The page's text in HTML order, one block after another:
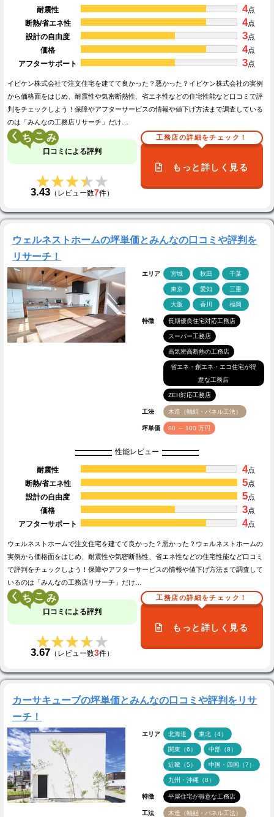
耐震性 4点
断熱/省エネ性
4点
設計の自由度
3点
価格
4点
アフターサポート
3点
イビケン株式会社で注文住宅を建てて良かった？悪かった？イビケン株式会社の実例
から価格面をはじめ、耐震性や気密断熱性、省エネ性などの住宅性能など口コミで評
判をチェックしよう！保障やアフターサービスの情報や値下げ方法まで調査している
のは「みんなの工務店リサーチ」だけ…
く こ
口コミによる評判
★★★★★
★★★★★
3.43 （レビュー数7件）
工務店の詳細をチェック！
もっと詳しく見る
ウェルネストホームの坪単価とみんなの口コミや評判を
リサーチ！
エリア 宮城 秋田 千葉
東京 愛知 三重
大阪 香川 福岡
特徴 長期優良住宅対応工務店
スーパー工務店
高気密高断熱の工務店
省エネ・創エネ・エコ住宅が得
意な工務店
ZEH対応工務店
工法 木造（軸組・パネル工法）
坪単価 80 ～ 100 万円
性能レビュー
耐震性 4点
断熱/省エネ性
5点
設計の自由度
5点
価格
3点
アフターサポート
4点
ウェルネストホームで注文住宅を建てて良かった？悪かった？ウェルネストホームの
実例から価格面をはじめ、耐震性や気密断熱性、省エネ性などの住宅性能など口コミ
で評判をチェックしよう！保障やアフターサービスの情報や値下げ方法まで調査して
いるのは「みんなの工務店リサーチ」だけ…
く こ
口コミによる評判
★★★★★
★★★★★
3.67 （レビュー数3件）
工務店の詳細をチェック！
もっと詳しく見る
カーサキューブの坪単価とみんなの口コミや評判をリサ
ーチ！
エリア 北海道 東北（4）
関東（6） 中部（8）
近畿（5） 中国・四国（7）
九州・沖縄（8）
特徴 平屋住宅が得意な工務店
工法 木造（軸組・パネル工法）